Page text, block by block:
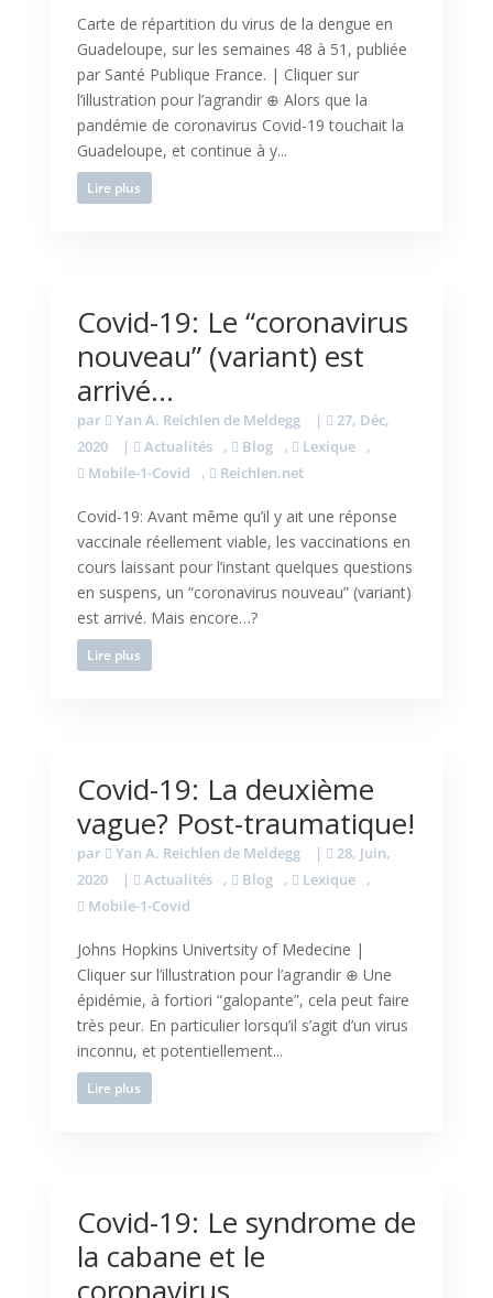
Carte de répartition du virus de la dengue en
Guadeloupe, sur les semaines 48 à 51, publiée
par Santé Publique France. | Cliquer sur
l’illustration pour l’agrandir ⊕ Alors que la
pandémie de coronavirus Covid-19 touchait la
Guadeloupe, et continue à y...
Lire plus
Covid-19: Le “coronavirus
nouveau” (variant) est
arrivé…
par Yan A. Reichlen de Meldegg |
27, Déc,
2020
| Actualités , Blog , Lexique
,
Mobile-1-Covid
, Reichlen.net
Covid-19: Avant même qu’il y ait une réponse
vaccinale réellement viable, les vaccinations en
cours laissant pour l’instant quelques questions
en suspens, un “coronavirus nouveau” (variant)
est arrivé. Mais encore…?
Lire plus
Covid-19: La deuxième
vague? Post-traumatique!
par Yan A. Reichlen de Meldegg |
28, Juin,
2020
| Actualités , Blog , Lexique
,
Mobile-1-Covid
Johns Hopkins Univertsity of Medecine |
Cliquer sur l’illustration pour l’agrandir ⊕ Une
épidémie, à fortiori “galopante”, cela peut faire
très peur. En particulier lorsqu’il s’agit d’un virus
inconnu, et potentiellement...
Lire plus
Covid-19: Le syndrome de
la cabane et le